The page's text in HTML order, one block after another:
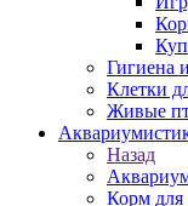
Гигиена
Клетки
Живые
Назад
Корм